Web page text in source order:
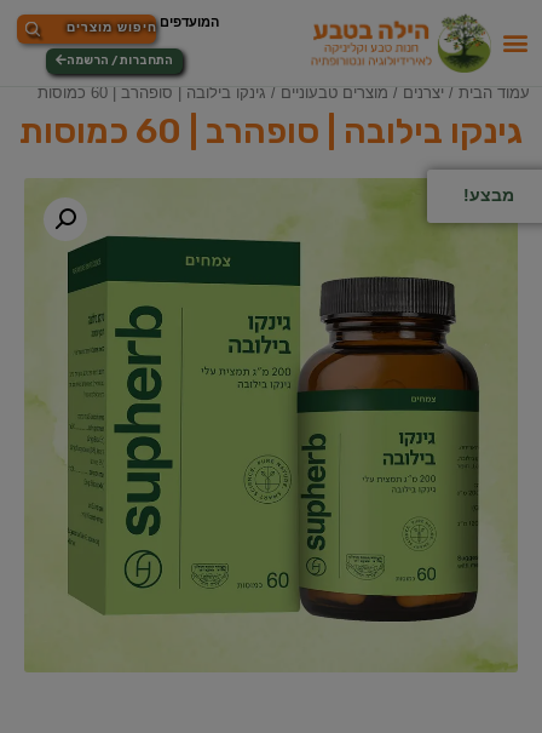
התחברות / הרשמה
עמוד הבית / יצרנים / מוצרים טבעוניים / גינקו בילובה | סופהרב | 60 כמוסות
גינקו בילובה | סופהרב | 60 כמוסות
מבצע!